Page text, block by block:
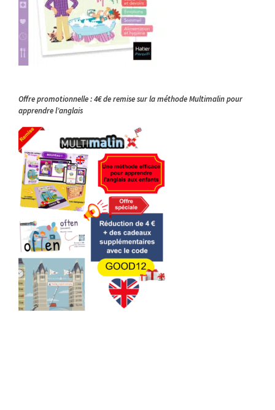
Offre promotionnelle : 4€ de remise sur la méthode Multimalin pour
apprendre l’anglais